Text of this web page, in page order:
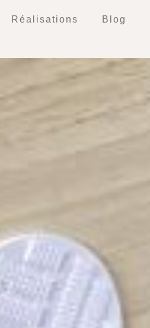
Réalisations Blog